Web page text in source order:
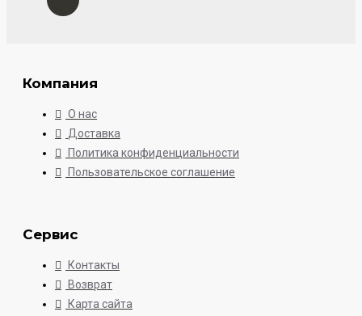
Компания
О нас
Доставка
Политика конфиденциальности
Пользовательское соглашение
Сервис
Контакты
Возврат
Карта сайта